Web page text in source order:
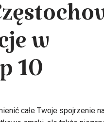
w
10
całe Twoje spojrzenie